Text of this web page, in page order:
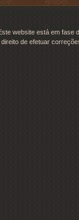
website está em fase
de efetuar